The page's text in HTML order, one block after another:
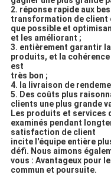
2. réponse rapide aux
transformation de client
que possible et
et les améliorant ;
3. entièrement garantir
produits, et la
est
très bon ;
4. la livraison de
5. Des coûts plus
clients une plus grande
Les produits et services
examinés pendant
satisfaction de client
incite l'équipe entière
défi. Nous aimons
vous : Avantageux pour
commun et poursuite.